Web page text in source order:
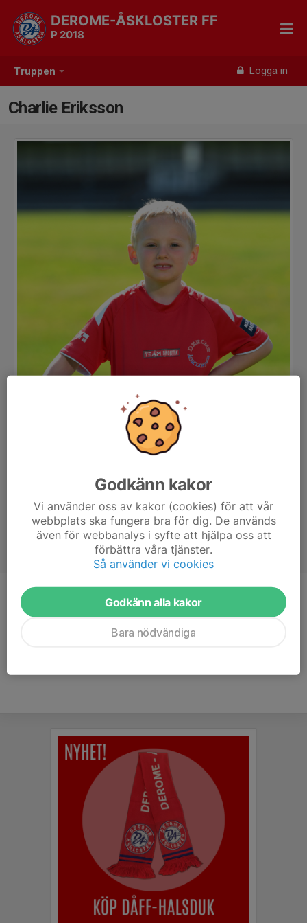
Truppen Logga in
DEROME-ÅSKLOSTER FF
P 2018
Charlie Eriksson
Position
-
Godkänn kakor
Vi använder oss av kakor (cookies) för att vår
webbplats ska fungera bra för dig. De används
även för webbanalys i syfte att hjälpa oss att
förbättra våra tjänster.
Så använder vi cookies
Godkänn alla kakor
Bara nödvändiga